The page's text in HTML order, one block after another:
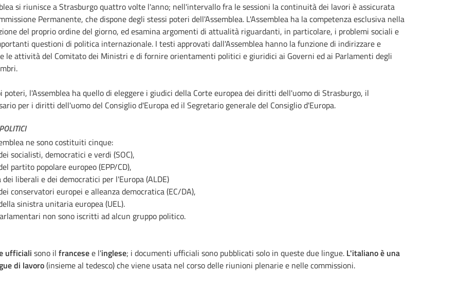
si riunisce a Strasburgo quattro volte l'anno; nell'intervallo fra le sessioni la continuità dei lavori è assicurata
Permanente, che dispone degli stessi poteri dell'Assemblea. L'Assemblea ha la competenza esclusiva nella
del proprio ordine del giorno, ed esamina argomenti di attualità riguardanti, in particolare, i problemi sociali e
questioni di politica internazionale. I testi approvati dall'Assemblea hanno la funzione di indirizzare e
le attività del Comitato dei Ministri e di fornire orientamenti politici e giuridici ai Governi ed ai Parlamenti degli
poteri, l'Assemblea ha quello di eleggere i giudici della Corte europea dei diritti dell'uomo di Strasburgo, il
per i diritti dell'uomo del Consiglio d'Europa ed il Segretario generale del Consiglio d'Europa.
ne sono costituiti cinque:
socialisti, democratici e verdi (SOC),
partito popolare europeo (EPP/CD),
dei liberali e dei democratici per l'Europa (ALDE)
conservatori europei e alleanza democratica (EC/DA),
sinistra unitaria europea (UEL).
non sono iscritti ad alcun gruppo politico.
ufficiali sono il francesee l'inglese; i documenti ufficiali sono pubblicati solo in queste due lingue. L'italiano è una
di lavoro(insieme al tedesco) che viene usata nel corso delle riunioni plenarie e nelle commissioni.